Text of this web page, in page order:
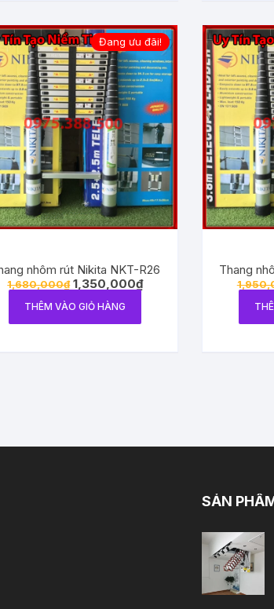
Đang ưu đãi!
nhôm rút Nikita NKT-R26
1,680,000₫ 1,350,000₫
THÊM VÀO GIỎ HÀNG
Thang
SẢN